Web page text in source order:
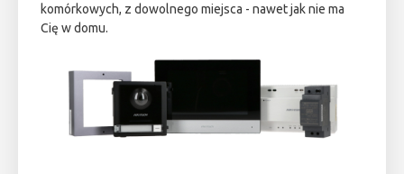
komórkowych, z dowolnego miejsca - nawet jak nie ma
Cię w domu.